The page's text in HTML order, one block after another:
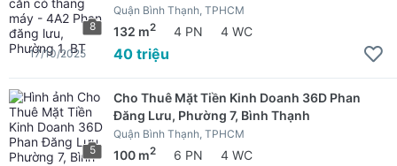
8
Quận Bình Thạnh, TPHCM
132 m2 4 PN 4 WC
40 triệu
17/10/2025
5
Cho Thuê Mặt Tiền Kinh Doanh 36D Phan
Đăng Lưu, Phường 7, Bình Thạnh
Quận Bình Thạnh, TPHCM
100 m2 6 PN 4 WC